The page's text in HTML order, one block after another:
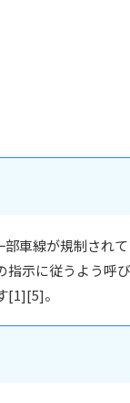
車線が規制され
示に従うよう呼び
[1][5]。